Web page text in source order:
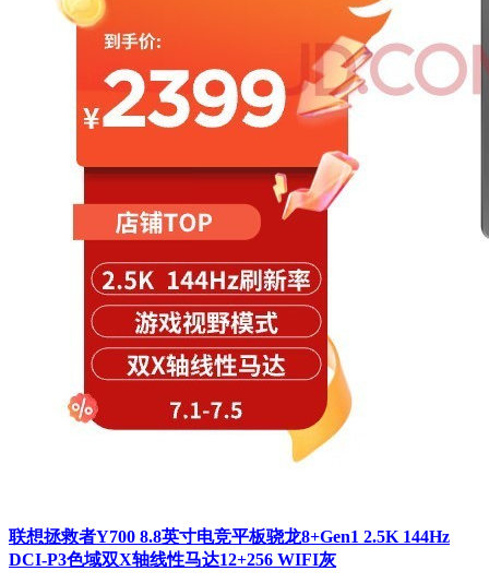
联想拯救者Y700 8.8英寸电竞平板骁龙8+Gen1 2.5K 144Hz
DCI-P3色域双X轴线性马达12+256 WIFI灰